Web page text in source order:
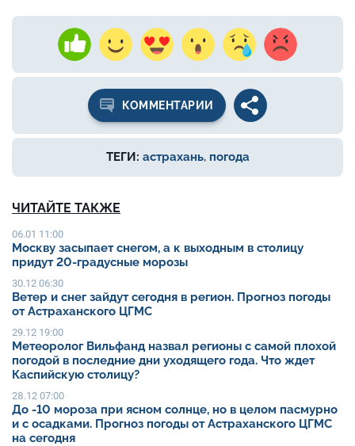
КОММЕНТАРИИ
ТЕГИ: астрахань, погода
ЧИТАЙТЕ ТАКЖЕ
06.01 11:00
Москву засыпает снегом, а к выходным в столицу
придут 20-градусные морозы
30.12 06:30
Ветер и снег зайдут сегодня в регион. Прогноз погоды
от Астраханского ЦГМС
29.12 19:00
Метеоролог Вильфанд назвал регионы с самой плохой
погодой в последние дни уходящего года. Что ждет
Каспийскую столицу?
28.12 07:00
До -10 мороза при ясном солнце, но в целом пасмурно
и с осадками. Прогноз погоды от Астраханского ЦГМС
на сегодня